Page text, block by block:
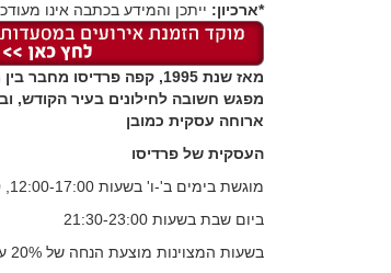
*ארכיון: ייתכן והמידע בכתבה אינו
מאז שנת 1995, קפה
ארוחה עסקית כמובן
העסקית של פרדיסו
מוגשת בימים ב'-ו' בשעות 12:00-17:00, 21:30-23:00
ביום שבת בשעות 21:30-23:00
בשעות המצוינות מוצעת הנחה של 20% על התפריט, למזמינים ארוחה מלאה.